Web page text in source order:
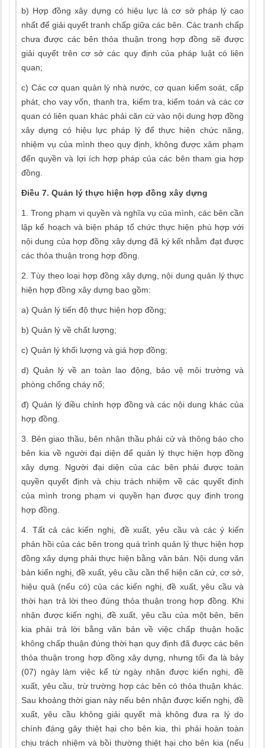
b) Hợp đồng xây dựng có hiệu lực là cơ sở pháp lý cao
nhất để giải quyết tranh chấp giữa các bên. Các tranh chấp
chưa được các bên thỏa thuận trong hợp đồng sẽ được
giải quyết trên cơ sở các quy định của pháp luật có liên
quan;
c) Các cơ quan quản lý nhà nước, cơ quan kiểm soát, cấp
phát, cho vay vốn, thanh tra, kiểm tra, kiểm toán và các cơ
quan có liên quan khác phải căn cứ vào nội dung hợp đồng
xây dựng có hiệu lực pháp lý để thực hiện chức năng,
nhiệm vụ của mình theo quy định, không được xâm phạm
đến quyền và lợi ích hợp pháp của các bên tham gia hợp
đồng.
Điều 7. Quản lý thực hiện hợp đồng xây dựng
1. Trong phạm vi quyền và nghĩa vụ của mình, các bên cần
lập kế hoạch và biện pháp tổ chức thực hiện phù hợp với
nội dung của hợp đồng xây dựng đã ký kết nhằm đạt được
các thỏa thuận trong hợp đồng.
2. Tùy theo loại hợp đồng xây dựng, nội dung quản lý thực
hiện hợp đồng xây dựng bao gồm:
a) Quản lý tiến độ thực hiện hợp đồng;
b) Quản lý về chất lượng;
c) Quản lý khối lượng và giá hợp đồng;
d) Quản lý về an toàn lao động, bảo vệ môi trường và
phòng chống cháy nổ;
đ) Quản lý điều chỉnh hợp đồng và các nội dung khác của
hợp đồng.
3. Bên giao thầu, bên nhận thầu phải cử và thông báo cho
bên kia về người đại diện để quản lý thực hiện hợp đồng
xây dựng. Người đại diện của các bên phải được toàn
quyền quyết định và chịu trách nhiệm về các quyết định
của mình trong phạm vi quyền hạn được quy định trong
hợp đồng.
4. Tất cả các kiến nghị, đề xuất, yêu cầu và các ý kiến
phản hồi của các bên trong quá trình quản lý thực hiện hợp
đồng xây dựng phải thực hiện bằng văn bản. Nội dung văn
bản kiến nghị, đề xuất, yêu cầu cần thể hiện căn cứ, cơ sở,
hiệu quả (nếu có) của các kiến nghị, đề xuất, yêu cầu và
thời hạn trả lời theo đúng thỏa thuận trong hợp đồng. Khi
nhận được kiến nghị, đề xuất, yêu cầu của một bên, bên
kia phải trả lời bằng văn bản về việc chấp thuận hoặc
không chấp thuận đúng thời hạn quy định đã được các bên
thỏa thuận trong hợp đồng xây dựng, nhưng tối đa là bảy
(07) ngày làm việc kể từ ngày nhận được kiến nghị, đề
xuất, yêu cầu, trừ trường hợp các bên có thỏa thuận khác.
Sau khoảng thời gian này nếu bên nhận được kiến nghị, đề
xuất, yêu cầu không giải quyết mà không đưa ra lý do
chính đáng gây thiệt hại cho bên kia, thì phải hoàn toàn
chịu trách nhiệm và bồi thường thiệt hại cho bên kia (nếu